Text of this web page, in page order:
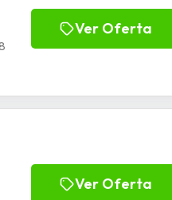
Ver Oferta
Ver Oferta